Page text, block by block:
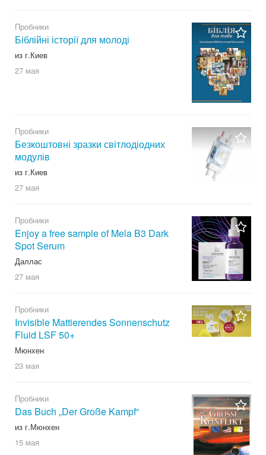
Пробники
Біблійні історії для молоді
из г.Киев
27 мая
Пробники
Безкоштовні зразки світлодіодних
модулів
из г.Киев
27 мая
Пробники
Enjoy a free sample of Mela B3 Dark
Spot Serum
Даллас
27 мая
Пробники
Invisible Mattierendes Sonnenschutz
Fluid LSF 50+
Мюнхен
23 мая
Пробники
Das Buch „Der Große Kampf“
из г.Мюнхен
15 мая